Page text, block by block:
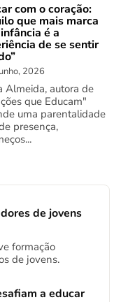
com o coração:
que mais marca
é a
de se sentir
2026
Almeida, autora de
que Educam"
uma parentalidade
presença,
de jovens
formação
de jovens.
a educar